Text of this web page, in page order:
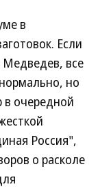
в
Если
Медведев, все
но
в очередной
Россия",
о расколе